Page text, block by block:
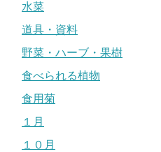
水菜
道具・資料
野菜・ハーブ・果樹
食べられる植物
食用菊
１月
１０月